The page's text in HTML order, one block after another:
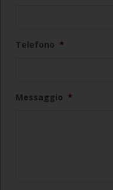
Telefono *
Messaggio *